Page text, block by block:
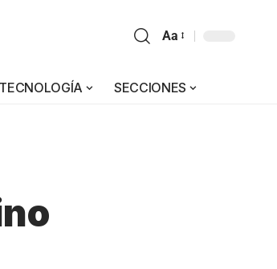
Aa
TECNOLOGÍA SECCIONES